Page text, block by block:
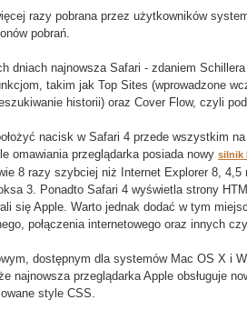
razy pobrana przez użytkowników
pobrań.
dniach najnowsza Safari - zdaniem
takim jak Top Sites (wprowadzone
historii) oraz Cover Flow, czyli
nacisk w Safari 4 przede wszystkim
omawiania przeglądarka posiada nowy silnik
8 razy szybciej niż Internet Explorer 8,
3. Ponadto Safari 4 wyświetla strony
się Apple. Warto jednak dodać w tym
połączenia internetowego oraz innych
dostępnym dla systemów Mac OS X i
najnowsza przeglądarka Apple obsługuje
style CSS.